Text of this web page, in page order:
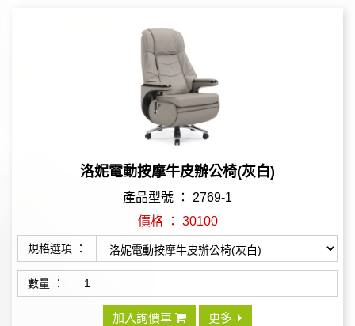
洛妮電動按摩牛皮辦公椅(灰白)
產品型號 ： 2769-1
價格 ： 30100
規格選項 ：
數量 ：
加入詢價車 更多